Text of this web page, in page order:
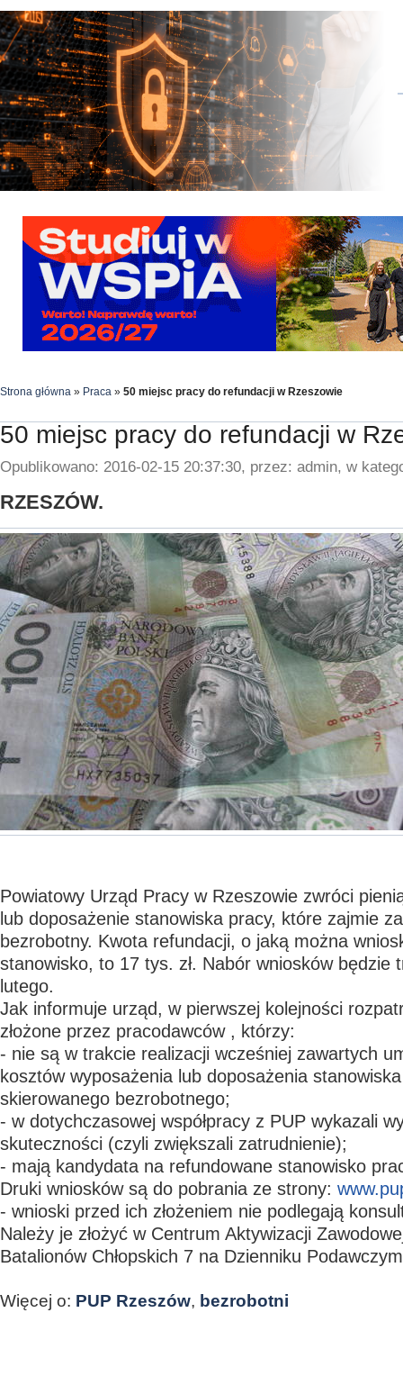
Strona główna » Praca » 50 miejsc pracy do refundacji w Rzeszowie
50 miejsc pracy do refundacji w
Opublikowano: 2016-02-15 20:37:30, przez: admin, w
RZESZÓW.
Powiatowy Urząd Pracy w Rzeszowie zwróci
lub doposażenie stanowiska pracy, które zajmie
bezrobotny. Kwota refundacji, o jaką można
stanowisko, to 17 tys. zł. Nabór wniosków będzie
lutego.
Jak informuje urząd, w pierwszej kolejności
złożone przez pracodawców , którzy:
- nie są w trakcie realizacji wcześniej zawartych
kosztów wyposażenia lub doposażenia
skierowanego bezrobotnego;
- w dotychczasowej współpracy z PUP wykazali
skuteczności (czyli zwiększali zatrudnienie);
- mają kandydata na refundowane stanowisko
Druki wniosków są do pobrania ze strony:
- wnioski przed ich złożeniem nie podlegają
Należy je złożyć w Centrum Aktywizacji
Batalionów Chłopskich 7 na Dzienniku
Więcej o: PUP Rzeszów, bezrobotni